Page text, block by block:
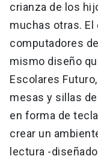
crianza de los
muchas otras.
computadores
mismo diseño
Escolares
mesas y sillas
en forma de
crear un
lectura -